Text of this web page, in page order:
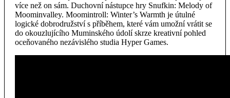
více než on sám. Duchovní nástupce hry Snufkin: Melody of
Moominvalley. Moomintroll: Winter’s Warmth je útulné
logické dobrodružství s příběhem, které vám umožní vrátit se
do okouzlujícího Muminského údolí skrze kreativní pohled
oceňovaného nezávislého studia Hyper Games.